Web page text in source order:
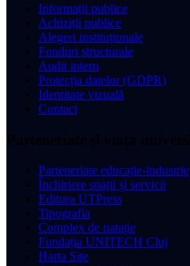
Informații publice
Achiziții publice
Alegeri instituționale
Fonduri structurale
Audit intern
Protecția datelor (GDPR)
Identitate vizuală
Contact
Parteneriate educație-industrie
Închiriere spații și servicii
Editura UTPress
Tipografia
Complex de natație
Fundația UNITECH Cluj
Harta Site